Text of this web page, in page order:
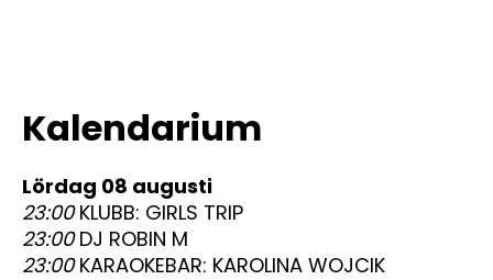
Kalendarium
lördag 08 augusti
23:00KLUBB: GIRLS TRIP
23:00DJ ROBIN M
23:00KARAOKEBAR: KAROLINA WOJCIK